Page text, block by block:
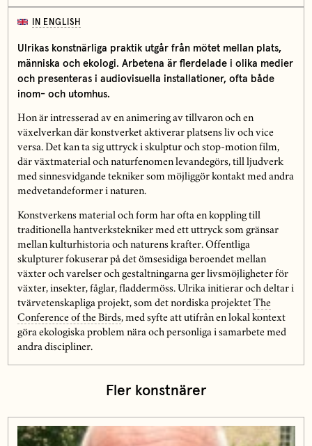
IN ENGLISH
Ulrikas konstnärliga praktik utgår från mötet mellan plats,
människa och ekologi. Arbetena är flerdelade i olika medier
och presenteras i audiovisuella installationer, ofta både
inom- och utomhus.
Hon är intresserad av en animering av tillvaron och en
växelverkan där konstverket aktiverar platsens liv och vice
versa. Det kan ta sig uttryck i skulptur och stop-motion film,
där växtmaterial och naturfenomen levandegörs, till ljudverk
med sinnesvidgande tekniker som möjliggör kontakt med andra
medvetandeformer i naturen.
Konstverkens material och form har ofta en koppling till
traditionella hantverkstekniker med ett uttryck som gränsar
mellan kulturhistoria och naturens krafter. Offentliga
skulpturer fokuserar på det ömsesidiga beroendet mellan
växter och varelser och gestaltningarna ger livsmöjligheter för
växter, insekter, fåglar, fladdermöss. Ulrika initierar och deltar i
tvärvetenskapliga projekt, som det nordiska projektet The
Conference of the Birds, med syfte att utifrån en lokal kontext
göra ekologiska problem nära och personliga i samarbete med
andra discipliner.
Fler konstnärer